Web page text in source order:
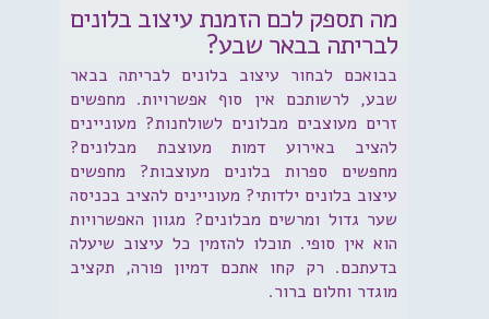
מה תספק לכם הזמנת עיצוב בלונים
לבריתה בבאר שבע?
בבואכם לבחור עיצוב בלונים לבריתה בבאר
שבע, לרשותכם אין סוף אפשרויות. מחפשים
זרים מעוצבים מבלונים לשולחנות? מעוניינים
להציב באירוע דמות מעוצבת מבלונים?
מחפשים ספרות בלונים מעוצבות? מחפשים
עיצוב בלונים ילדותי? מעוניינים להציב בכניסה
שער גדול ומרשים מבלונים? מגוון האפשרויות
הוא אין סופי. תוכלו להזמין כל עיצוב שיעלה
בדעתכם. רק קחו אתכם דמיון פורה, תקציב
מוגדר וחלום ברור.